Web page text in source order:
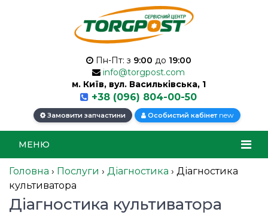
Пн-Пт: з 9:00 до 19:00
info@torgpost.com
м. Київ, вул. Васильківська, 1
+38 (096) 804-00-50
Замовити запчастини Особистий кабінет new
МЕНЮ
Головна › Послуги › Діагностика › Діагностика
культиватора
Діагностика культиватора